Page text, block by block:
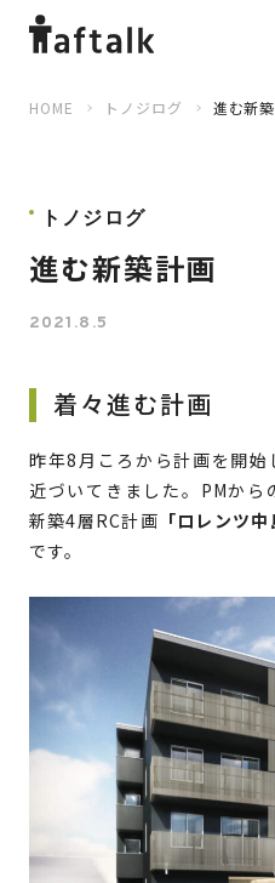
HOME トノジログ 進む新
トノジログ
進む新築計画
2021.8.5
着々進む計画
昨年8月ころから計画を開始
近づいてきました。PMか
新築4層RC計画 「ロレンツ中
です。